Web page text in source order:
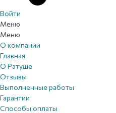
Войти
Меню
Меню
О компании
Главная
О Ратуше
Отзывы
Выполненные работы
Гарантии
Способы оплаты